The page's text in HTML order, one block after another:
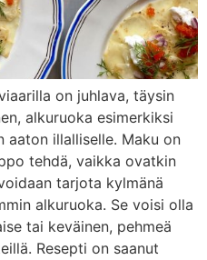
on juhlava, täysin
alkuruoka esimerkiksi
aaton illalliselle. Maku on
tehdä, vaikka ovatkin
tarjota kylmänä
alkuruoka. Se voisi olla
tai keväinen, pehmeä
Resepti on saanut